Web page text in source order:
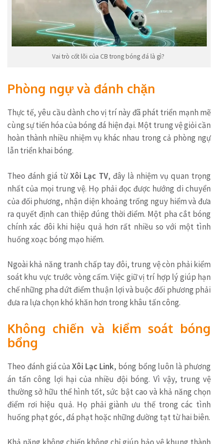
Vai trò cốt lõi của CB trong bóng đá là gì?
Phòng ngự và đánh chặn
Thực tế, yêu cầu dành cho vị trí này đã phát triển mạnh mẽ
cùng sự tiến hóa của bóng đá hiện đại. Một trung vệ giỏi cần
hoàn thành nhiều nhiệm vụ khác nhau trong cả phòng ngự
lẫn triển khai bóng.
Theo đánh giá từXôi Lạc TV, đây là nhiệm vụ quan trọng
nhất của mọi trung vệ. Họ phải đọc được hướng di chuyển
của đối phương, nhận diện khoảng trống nguy hiểm và đưa
ra quyết định can thiệp đúng thời điểm. Một pha cắt bóng
chính xác đôi khi hiệu quả hơn rất nhiều so với một tình
huống xoạc bóng mạo hiểm.
Ngoài khả năng tranh chấp tay đôi, trung vệ còn phải kiểm
soát khu vực trước vòng cấm. Việc giữ vị trí hợp lý giúp hạn
chế những pha dứt điểm thuận lợi và buộc đối phương phải
đưa ra lựa chọn khó khăn hơn trong khâu tấn công.
Không chiến và kiểm soát bóng
bổng
Theo đánh giá củaXôi Lạc Link, bóng bổng luôn là phương
án tấn công lợi hại của nhiều đội bóng. Vì vậy, trung vệ
thường sở hữu thể hình tốt, sức bật cao và khả năng chọn
điểm rơi hiệu quả. Họ phải giành ưu thế trong các tình
huống phạt góc, đá phạt hoặc những đường tạt từ hai biên.